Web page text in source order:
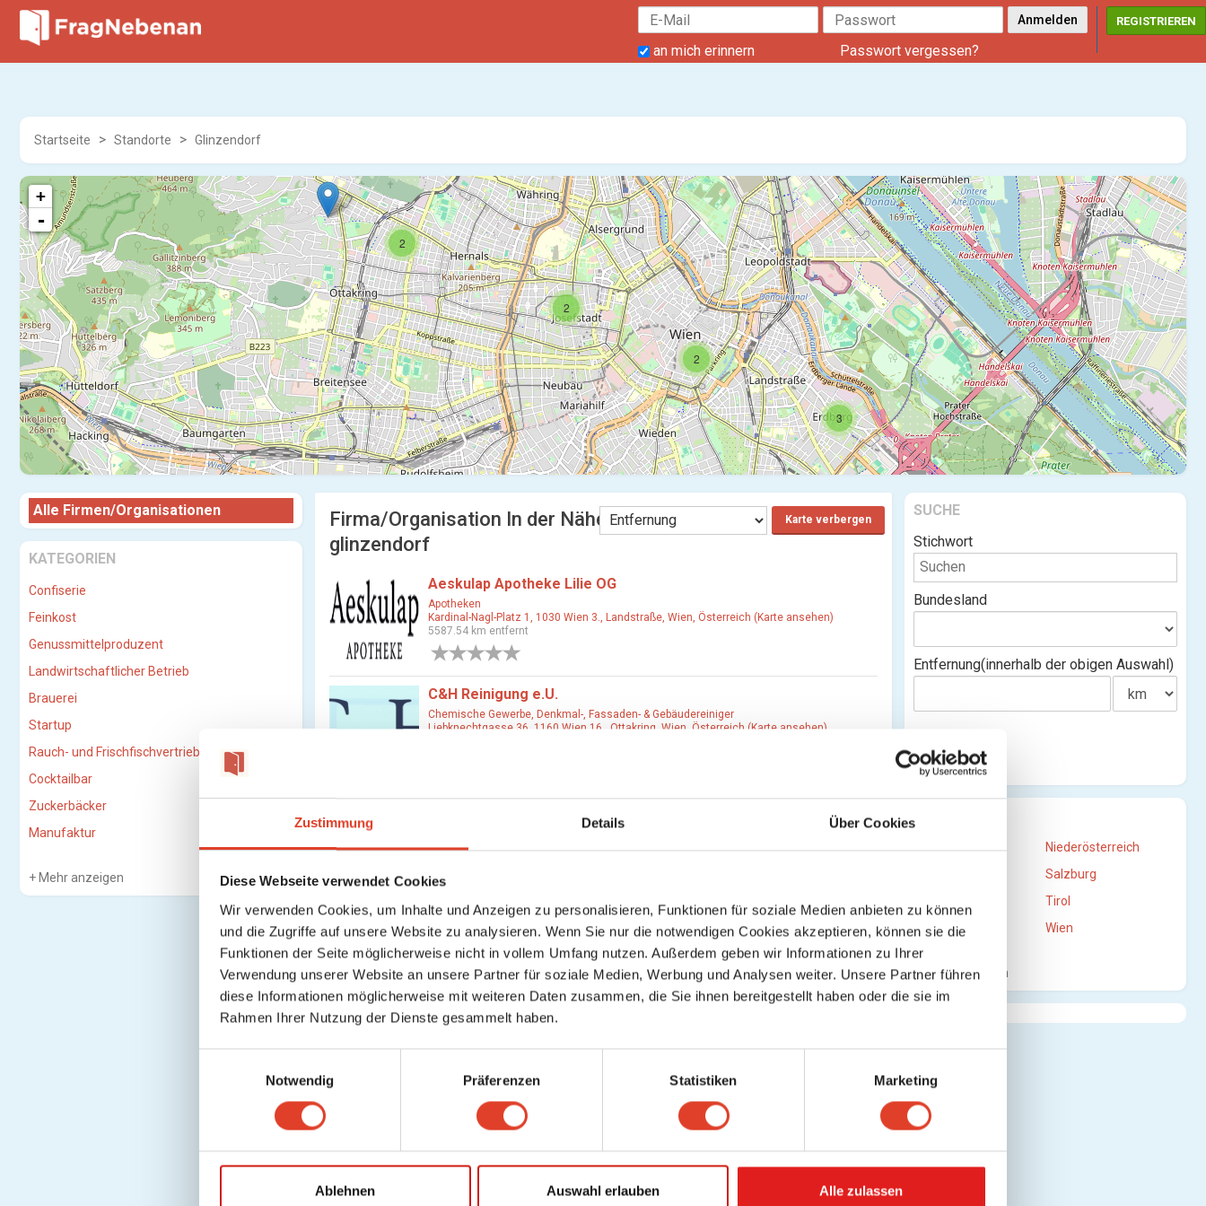
Zustimmung Details Über Cookies
Diese Webseite verwendet Cookies
Wir verwenden Cookies, um Inhalte und Anzeigen zu personalisieren, Funktionen für soziale Medien anbieten zu können
und die Zugriffe auf unsere Website zu analysieren. Wenn Sie nur die notwendigen Cookies akzeptieren, können sie die
Funktionen der Seite möglicherweise nicht in vollem Umfang nutzen. Außerdem geben wir Informationen zu Ihrer
Verwendung unserer Website an unsere Partner für soziale Medien, Werbung und Analysen weiter. Unsere Partner führen
diese Informationen möglicherweise mit weiteren Daten zusammen, die Sie ihnen bereitgestellt haben oder die sie im
Rahmen Ihrer Nutzung der Dienste gesammelt haben.
Notwendig Präferenzen Statistiken Marketing
Ablehnen Auswahl erlauben Alle zulassen
an mich erinnern Passwort vergessen?
REGISTRIEREN
Startseite Standorte Glinzendorf
2
2
2
3
+
-
Alle Firmen/Organisationen
KATEGORIEN
Confiserie
Feinkost
Genussmittelproduzent
Landwirtschaftlicher Betrieb
Brauerei
Startup
Rauch- und Frischfischvertriebs-GmbH
Cocktailbar
Zuckerbäcker
Manufaktur
Mehr anzeigen
SUCHE
Stichwort
Bundesland
Entfernung(innerhalb der obigen Auswahl)
Burgenland
Niederösterreich
Salzburg
Tirol
Vorarlberg
Wien
Mehr anzeigen
Firma/Organisation In der Nähe
glinzendorf
Karte verbergen
Aeskulap Apotheke Lilie OG
Apotheken
Kardinal-Nagl-Platz 1, 1030 Wien 3., Landstraße, Wien, Österreich (Karte ansehen)
5587.54 km entfernt
C&H Reinigung e.U.
Chemische Gewerbe, Denkmal-, Fassaden- & Gebäudereiniger
Liebknechtgasse 36, 1160 Wien 16., Ottakring, Wien, Österreich (Karte ansehen)
Das Handarbeitsgeschaeft
5587.58 km entfernt
Gradwohl Peter - Donauwelle
Friseure
Florianigasse 33, 1080 Wien 8., Josefstadt, Wien, Österreich (Karte ansehen)
5587.58 km entfernt
0 Bewertungen
Daria’s Nüsse & Co
Lebensmittelhandel
ansehen)
5587.59 km entfernt
1 Bewertung
EAP-Institut management consultancy GmbH
Unternehmensberater,Gesundheitsbetriebe,Information & Consulting
Hegelgasse 19, 1010 Wien 1., Innere Stadt, Wien, Österreich (Karte ansehen)